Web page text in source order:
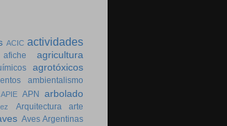
ACIC actividades
afiche agricultura
agrotóxicos
ambientalismo
APIE APN
arbolado
Arquitectura
arte
Aves Argentinas